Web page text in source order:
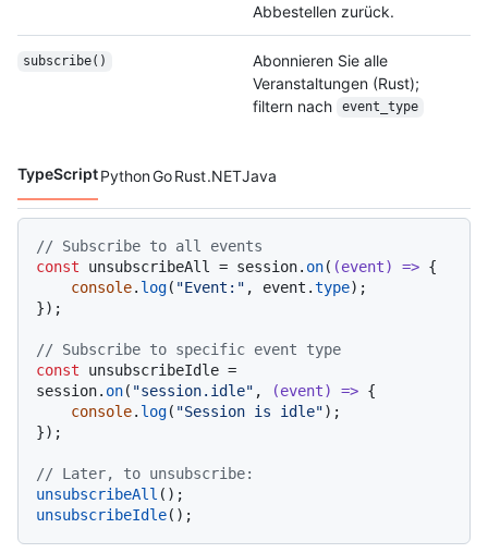
Abbestellen zurück.
subscribe()
Abonnieren Sie alle
Veranstaltungen (Rust);
filtern nach
event_type
Codesprachen navigation
TypeScriptPythonGoRust.NETJava
// Subscribe to all events
const unsubscribeAll = session. on( (event) => {
console. log( "Event:" , event.type);
});
// Subscribe to specific event type
const unsubscribeIdle =
session. on( "session.idle" , (event) => {
console. log( "Session is idle");
});
// Later, to unsubscribe:
unsubscribeAll
unsubscribeIdle